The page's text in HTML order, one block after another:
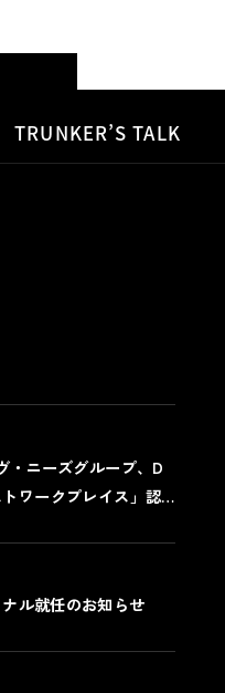
TRUNKER’S TALK
・ニーズグループ、D
ワークプレイス」認
ル就任のお知らせ